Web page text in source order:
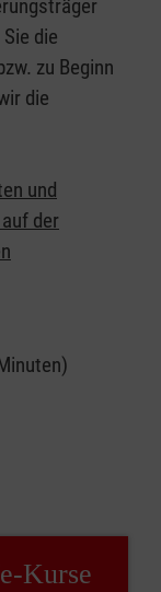
die
zu Beginn
die
und
der
Kurse